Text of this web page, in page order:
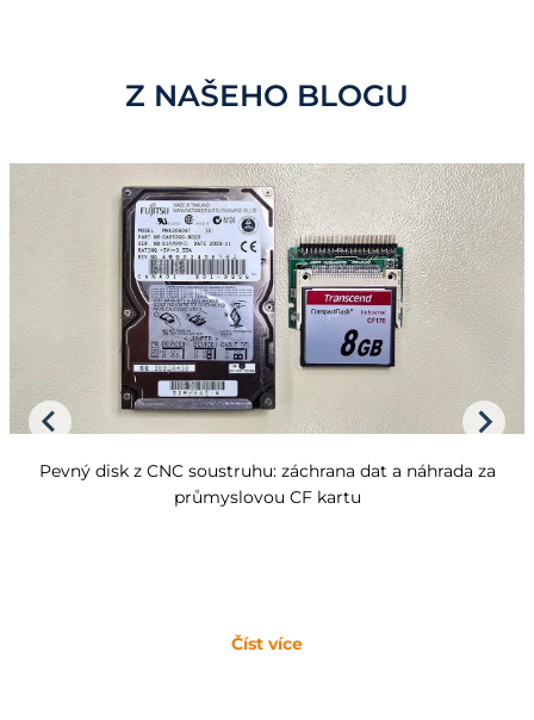
Z NAŠEHO BLOGU
Pevný disk z CNC soustruhu: záchrana dat a náhrada za
průmyslovou CF kartu
Číst více